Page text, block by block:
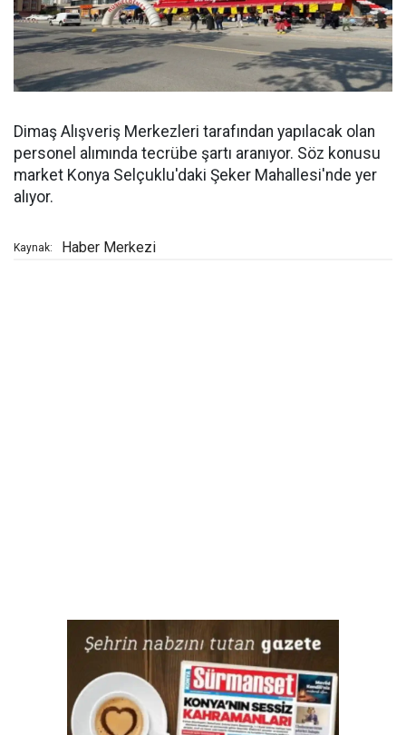
Dimaş Alışveriş Merkezleri tarafından yapılacak olan
personel alımında tecrübe şartı aranıyor. Söz konusu
market Konya Selçuklu'daki Şeker Mahallesi'nde yer
alıyor.
Kaynak: Haber Merkezi